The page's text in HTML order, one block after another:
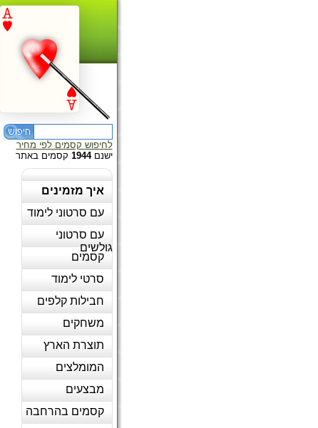
לחיפוש קסמים לפי מחיר
ישנם1944 קסמים באתר
איך מזמינים
עם סרטוני לימוד
עם סרטוני
גולשים
קסמים
סרטי לימוד
חבילות קלפים
משחקים
תוצרת הארץ
המומלצים
מבצעים
קסמים בהרחבה